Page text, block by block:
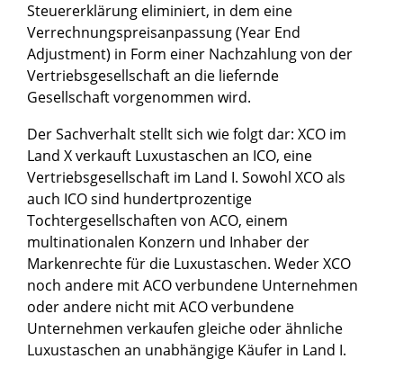
Steuererklärung eliminiert, in dem eine
Verrechnungspreisanpassung (Year End
Adjustment) in Form einer Nachzahlung von der
Vertriebsgesellschaft an die liefernde
Gesellschaft vorgenommen wird.
Der Sachverhalt stellt sich wie folgt dar: XCO im
Land X verkauft Luxustaschen an ICO, eine
Vertriebsgesellschaft im Land I. Sowohl XCO als
auch ICO sind hundertprozentige
Tochtergesellschaften von ACO, einem
multinationalen Konzern und Inhaber der
Markenrechte für die Luxustaschen. Weder XCO
noch andere mit ACO verbundene Unternehmen
oder andere nicht mit ACO verbundene
Unternehmen verkaufen gleiche oder ähnliche
Luxustaschen an unabhängige Käufer in Land I.